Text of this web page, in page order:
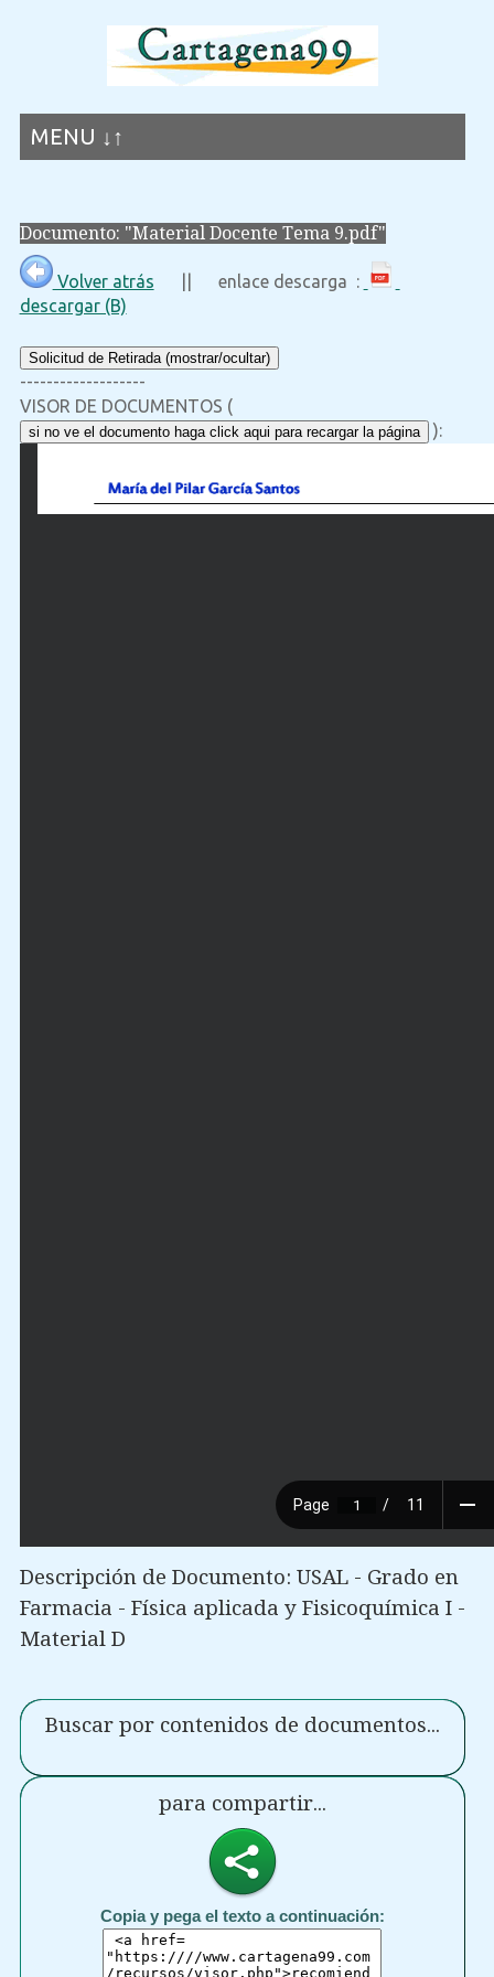
MENU ↓↑
Documento: "Material Docente Tema 9.pdf"
Volver atrás || enlace descarga :
descargar (B)
Solicitud de Retirada (mostrar/ocultar)
-------------------
VISOR DE DOCUMENTOS (
si no ve el documento haga click aqui para recargar la página ):
Descripción de Documento: USAL - Grado en
Farmacia - Física aplicada y Fisicoquímica I -
Material D
Buscar por contenidos de documentos...
para compartir...
Copia y pega el texto a continuación: